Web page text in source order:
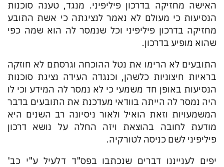
האישה מחזיקה בדרכון פיליפיני. מנגד, טענה סוכנות
הנסיעות כי מעולם לא נאמר לנציגתה כי אשת התובע
מחזיקה בדרכון פיליפיני וכל שנמסר לה הוא שמה כפי
שהוא מופיע בדרכון.
התובעים לא הרימו את נטל ההוכחה וגרסתם לא חוזקה
בראיות חיצוניות כלשהן, וכנגדה העידה נציגת סוכנות
הנסיעות באופן חד משמעי כי לא נמסר לה המידע וכי לו
היה נמסר לה הייתה בוודאי מעדכנת את התובעים בדבר
המשמעויות וזאת הואיל ולאור ניסיונה רב השנים היא
מודעת לחובה בהוצאת ויזה החלה על נושא דרכון
פיליפיני לשם כניסה לטורקיה.
יפים לענייננו דברים שנכתבו בפס"ד דלעיל ע"י כב'